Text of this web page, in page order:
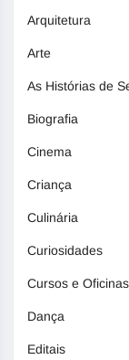
Arquitetura
Arte
As Histórias de
Biografia
Cinema
Criança
Culinária
Curiosidades
Cursos e Oficinas
Dança
Editais